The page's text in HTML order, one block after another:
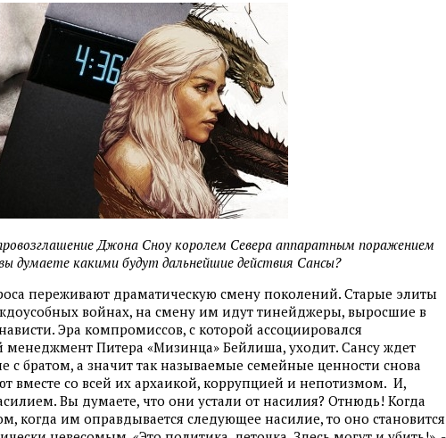
Джона Сноу королем Севера аппаратным поражением
думаете какими будут дальнейшие действия Сансы?
переживают драматическую смену поколений. Старые элиты
войнах, на смену им идут тинейджеры, выросшие в
Эра компромиссов, с которой ассоциировался
менеджмент Питера «Мизинца» Бейлиша, уходит. Сансу ждет
с братом, а значит так называемые семейные ценности снова
вместе со всей их архаикой, коррупцией и непотизмом. И,
Вы думаете, что они устали от насилия? Отнюдь! Когда
когда им оправдывается следующее насилие, то оно становится